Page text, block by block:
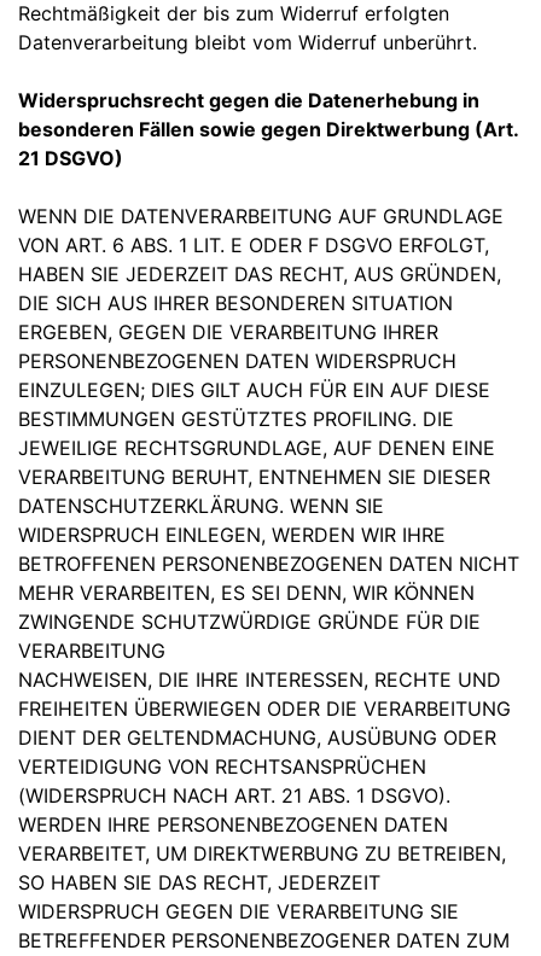
Rechtmäßigkeit der bis zum Widerruf erfolgten
Datenverarbeitung bleibt vom Widerruf unberührt.
Widerspruchsrecht gegen die Datenerhebung in
besonderen Fällen sowie gegen Direktwerbung (Art.
21 DSGVO)
WENN DIE DATENVERARBEITUNG AUF GRUNDLAGE
VON ART. 6 ABS. 1 LIT. E ODER F DSGVO ERFOLGT,
HABEN SIE JEDERZEIT DAS RECHT, AUS GRÜNDEN,
DIE SICH AUS IHRER BESONDEREN SITUATION
ERGEBEN, GEGEN DIE VERARBEITUNG IHRER
PERSONENBEZOGENEN DATEN WIDERSPRUCH
EINZULEGEN; DIES GILT AUCH FÜR EIN AUF DIESE
BESTIMMUNGEN GESTÜTZTES PROFILING. DIE
JEWEILIGE RECHTSGRUNDLAGE, AUF DENEN EINE
VERARBEITUNG BERUHT, ENTNEHMEN SIE DIESER
DATENSCHUTZERKLÄRUNG. WENN SIE
WIDERSPRUCH EINLEGEN, WERDEN WIR IHRE
BETROFFENEN PERSONENBEZOGENEN DATEN NICHT
MEHR VERARBEITEN, ES SEI DENN, WIR KÖNNEN
ZWINGENDE SCHUTZWÜRDIGE GRÜNDE FÜR DIE
VERARBEITUNG
NACHWEISEN, DIE IHRE INTERESSEN, RECHTE UND
FREIHEITEN ÜBERWIEGEN ODER DIE VERARBEITUNG
DIENT DER GELTENDMACHUNG, AUSÜBUNG ODER
VERTEIDIGUNG VON RECHTSANSPRÜCHEN
(WIDERSPRUCH NACH ART. 21 ABS. 1 DSGVO).
WERDEN IHRE PERSONENBEZOGENEN DATEN
VERARBEITET, UM DIREKTWERBUNG ZU BETREIBEN,
SO HABEN SIE DAS RECHT, JEDERZEIT
WIDERSPRUCH GEGEN DIE VERARBEITUNG SIE
BETREFFENDER PERSONENBEZOGENER DATEN ZUM